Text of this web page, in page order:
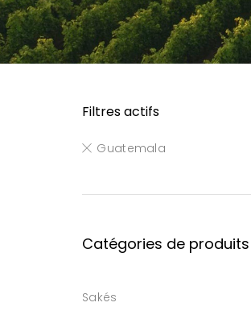
Filtres actifs
Guatemala
Catégories de produits
Sakés